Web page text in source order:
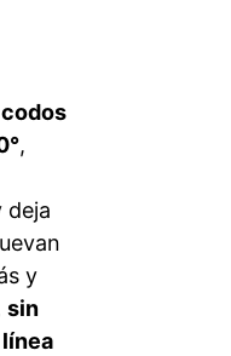
codos
,
deja
y
sin